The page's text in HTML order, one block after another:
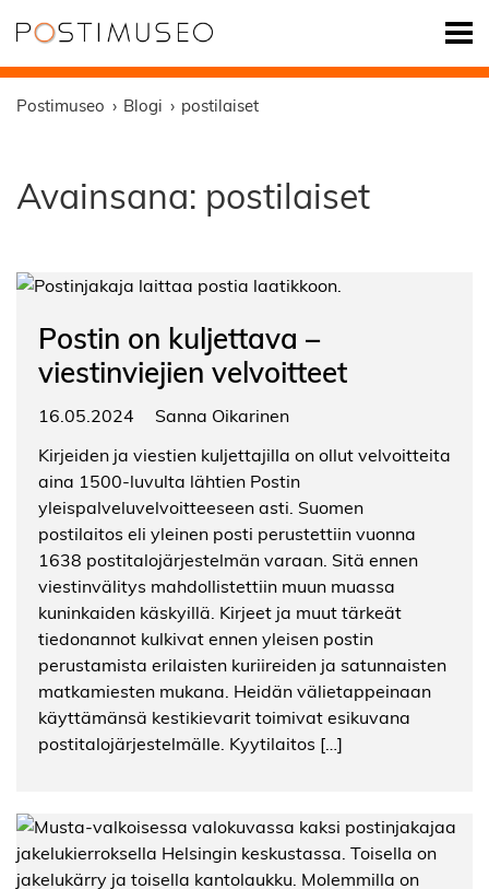
Postimuseo Blogi postilaiset
Avainsana: postilaiset
Postin on kuljettava –
viestinviejien velvoitteet
16.05.2024
Sanna Oikarinen
Kirjeiden ja viestien kuljettajilla on ollut velvoitteita
aina 1500-luvulta lähtien Postin
yleispalveluvelvoitteeseen asti. Suomen
postilaitos eli yleinen posti perustettiin vuonna
1638 postitalojärjestelmän varaan. Sitä ennen
viestinvälitys mahdollistettiin muun muassa
kuninkaiden käskyillä. Kirjeet ja muut tärkeät
tiedonannot kulkivat ennen yleisen postin
perustamista erilaisten kuriireiden ja satunnaisten
matkamiesten mukana. Heidän välietappeinaan
käyttämänsä kestikievarit toimivat esikuvana
postitalojärjestelmälle. Kyytilaitos […]